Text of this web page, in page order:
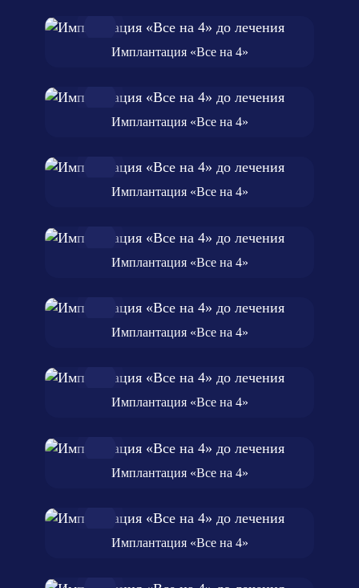
Имплантация «Все на 4»
Имплантация «Все на 4»
Имплантация «Все на 4»
Имплантация «Все на 4»
Имплантация «Все на 4»
Имплантация «Все на 4»
Имплантация «Все на 4»
Имплантация «Все на 4»